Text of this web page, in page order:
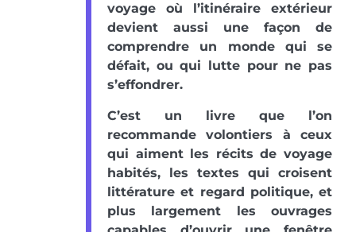
voyage où l’itinéraire extérieur
devient aussi une façon de
comprendre un monde qui se
défait, ou qui lutte pour ne pas
s’effondrer.
C’est un livre que l’on
recommande volontiers à ceux
qui aiment les récits de voyage
habités, les textes qui croisent
littérature et regard politique, et
plus largement les ouvrages